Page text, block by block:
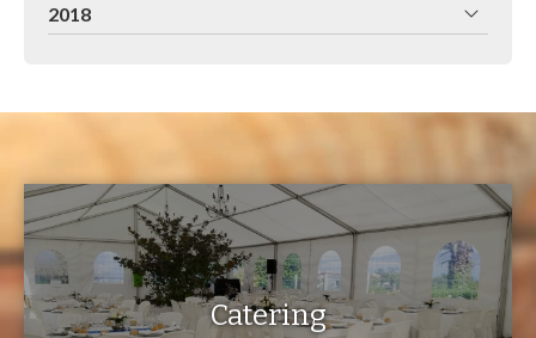
2018
Catering